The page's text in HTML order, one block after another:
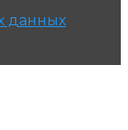
данных